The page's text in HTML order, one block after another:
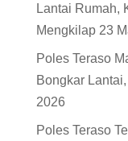
Lantai Rumah,
Mengkilap 23
Poles Teraso
Bongkar
2026
Poles Teraso